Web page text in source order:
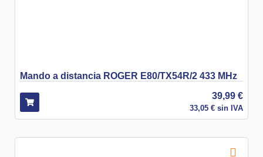
Mando a distancia ROGER E80/TX54R/2 433 MHz
39,99 €
33,05 € sin IVA